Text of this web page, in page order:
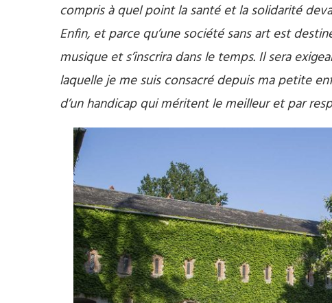
compris à quel point la santé et la solidarité
Enfin, et parce qu’une société sans art est
musique et s’inscrira dans le temps. Il sera
laquelle je me suis consacré depuis ma petite
d’un handicap qui méritent le meilleur et par